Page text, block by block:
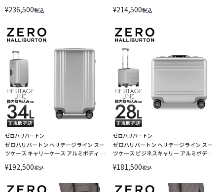
Heritage Line 94424
¥236,500税込
Heritage Line 94423
¥214,500税込
ゼロハリバートン
ゼロハリバートン ヘリテージライン スー
ツケース キャリーケース アルミボディ S
HALLIBURTON Heritage Line 94422
¥192,500税込
ゼロハリバートン
ゼロハリバートン ヘリテージライン スー
ツケース ビジネスキャリー アルミボディ
HALLIBURTON Heritage Line 94421
¥181,500税込